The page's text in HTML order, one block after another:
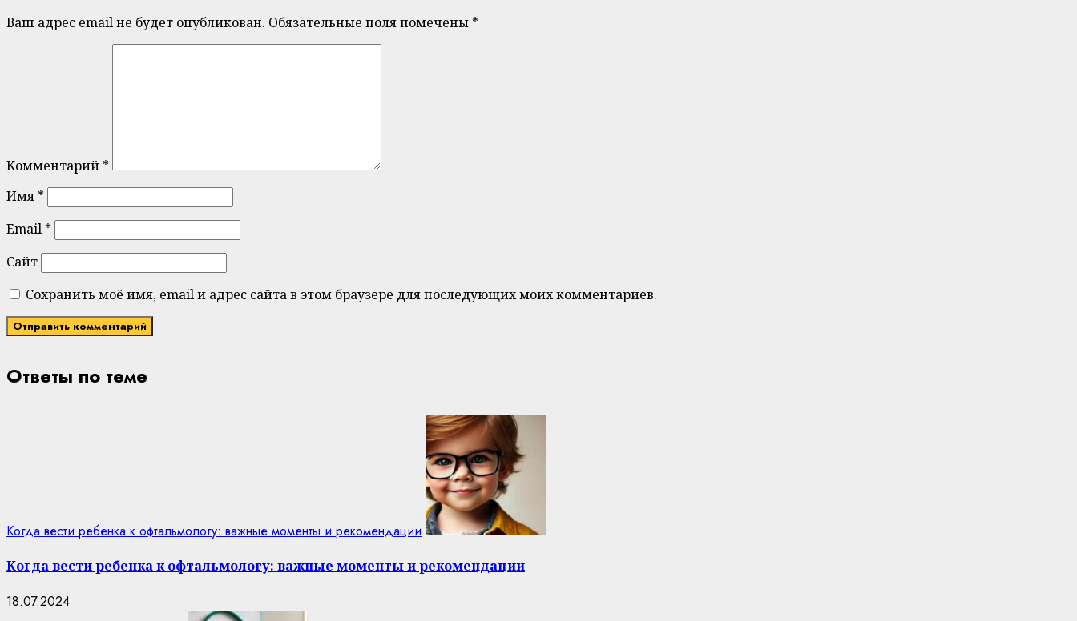
Ваш адрес email не будет опубликован. Обязательные поля помечены *
Комментарий *
Имя *
Email *
Сайт
Сохранить моё имя, email и адрес сайта в этом браузере для последующих моих комментариев.
Ответы по теме
Когда вести ребенка к офтальмологу: важные моменты и рекомендации
Когда вести ребенка к офтальмологу: важные моменты и рекомендации
18.07.2024